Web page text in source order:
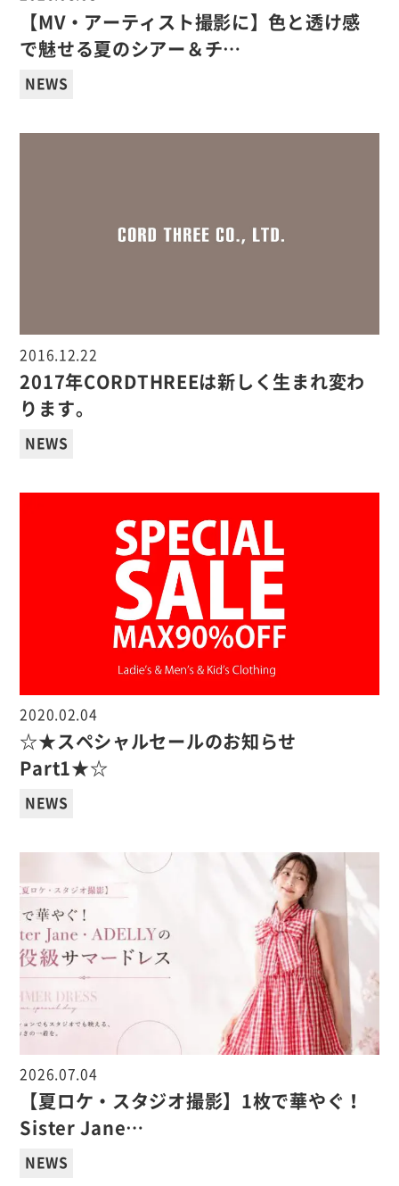
【MV・アーティスト撮影に】色と透け感
で魅せる夏のシアー＆チ…
NEWS
2016.12.22
2017年CORDTHREEは新しく生まれ変わ
ります。
NEWS
2020.02.04
☆★スペシャルセールのお知らせ
Part1★☆
NEWS
2026.07.04
【夏ロケ・スタジオ撮影】1枚で華やぐ！
Sister Jane…
NEWS